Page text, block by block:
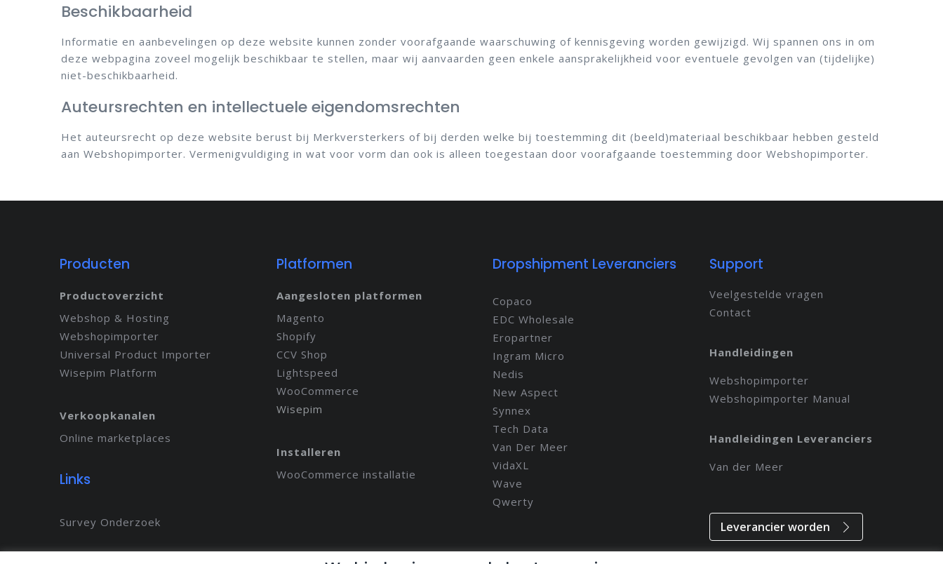
Beschikbaarheid
Informatie en aanbevelingen op deze website kunnen zonder voorafgaande waarschuwing of kennisgeving worden gewijzigd. Wij spannen ons in om
deze webpagina zoveel mogelijk beschikbaar te stellen, maar wij aanvaarden geen enkele aansprakelijkheid voor eventuele gevolgen van (tijdelijke)
niet-beschikbaarheid.
Auteursrechten en intellectuele eigendomsrechten
Het auteursrecht op deze website berust bij Merkversterkers of bij derden welke bij toestemming dit (beeld)materiaal beschikbaar hebben gesteld
aan Webshopimporter. Vermenigvuldiging in wat voor vorm dan ook is alleen toegestaan door voorafgaande toestemming door Webshopimporter.
Producten
Productoverzicht
Webshop & Hosting
Webshopimporter
Universal Product Importer
Wisepim Platform
Verkoopkanalen
Online marketplaces
Links
Survey Onderzoek
Platformen
Aangesloten platformen
Magento
Shopify
CCV Shop
Lightspeed
WooCommerce
Wisepim
Installeren
WooCommerce installatie
Dropshipment Leveranciers
Copaco
EDC Wholesale
Eropartner
Ingram Micro
Nedis
New Aspect
Synnex
Tech Data
Van Der Meer
VidaXL
Wave
Qwerty
Support
Veelgestelde vragen
Contact
Handleidingen
Webshopimporter
Webshopimporter Manual
Handleidingen Leveranciers
Van der Meer
Leverancier worden